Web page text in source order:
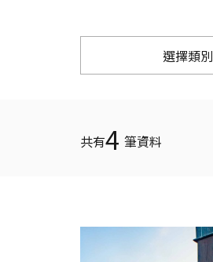
選擇類別
共有4 筆資料